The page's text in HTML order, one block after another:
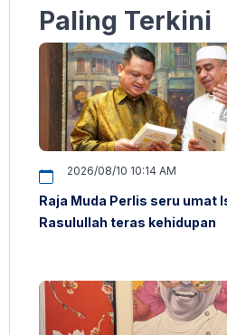
Paling Terkini
2026/08/10 10:14 AM
Raja Muda Perlis seru umat
Rasulullah teras kehidupan